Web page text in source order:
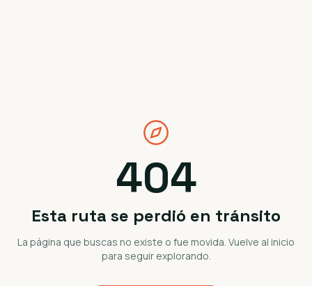
404
Esta ruta se perdió en tránsito
La página que buscas no existe o fue movida. Vuelve al inicio
para seguir explorando.